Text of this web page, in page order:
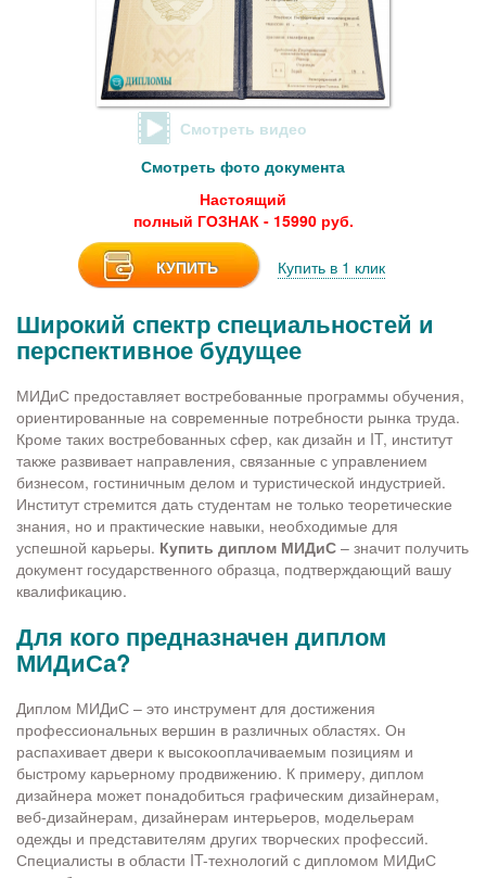
Смотреть видео
Смотреть фото документа
Настоящий
полный ГОЗНАК - 15990 руб.
КУПИТЬ Купить в 1 клик
Широкий спектр специальностей и
перспективное будущее
МИДиС предоставляет востребованные программы обучения,
ориентированные на современные потребности рынка труда.
Кроме таких востребованных сфер, как дизайн и IT, институт
также развивает направления, связанные с управлением
бизнесом, гостиничным делом и туристической индустрией.
Институт стремится дать студентам не только теоретические
знания, но и практические навыки, необходимые для
успешной карьеры. Купить диплом МИДиС – значит получить
документ государственного образца, подтверждающий вашу
квалификацию.
Для кого предназначен диплом
МИДиСа?
Диплом МИДиС – это инструмент для достижения
профессиональных вершин в различных областях. Он
распахивает двери к высокооплачиваемым позициям и
быстрому карьерному продвижению. К примеру, диплом
дизайнера может понадобиться графическим дизайнерам,
веб-дизайнерам, дизайнерам интерьеров, модельерам
одежды и представителям других творческих профессий.
Специалисты в области IT-технологий с дипломом МИДиС